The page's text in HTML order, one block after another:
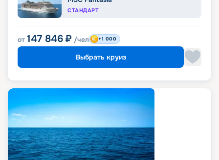
СТАНДАРТ
от 147 846 ₽ /чел +1 000
Выбрать круиз